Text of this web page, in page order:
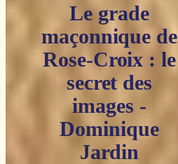
Le grade
maçonnique de
Rose-Croix : le
secret des
images -
Dominique
Jardin